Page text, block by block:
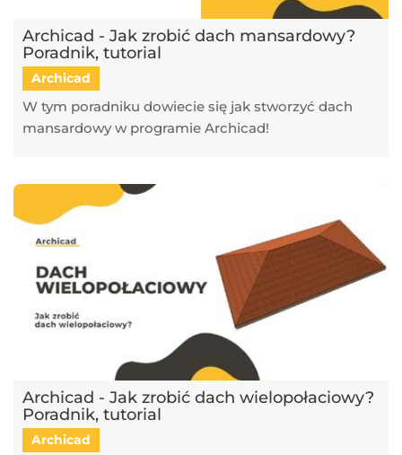
Archicad - Jak zrobić dach mansardowy?
Poradnik, tutorial
Archicad
W tym poradniku dowiecie się jak stworzyć dach
mansardowy w programie Archicad!
Archicad - Jak zrobić dach wielopołaciowy?
Poradnik, tutorial
Archicad